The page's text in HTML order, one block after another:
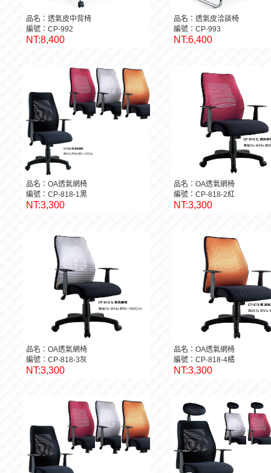
品名：透氣皮中背椅
編號：CP-992
NT:8,400
品名：透氣皮洽談椅
編號：CP-993
NT:6,400
品名：OA透氣網椅
編號：CP-818-1黑
NT:3,300
品名：OA透氣網椅
編號：CP-818-2紅
NT:3,300
品名：OA透氣網椅
編號：CP-818-3灰
NT:3,300
品名：OA透氣網椅
編號：CP-818-4橘
NT:3,300